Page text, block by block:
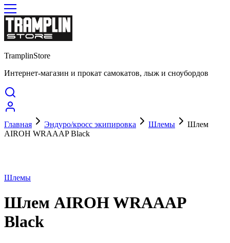
TramplinStore
Интернет-магазин и прокат самокатов, лыж и сноубордов
Главная Эндуро/кросс экипировка Шлемы
Шлем
AIROH WRAAAP Black
Шлемы
Шлем AIROH WRAAAP
Black